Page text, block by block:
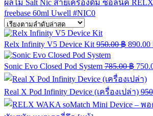
ผลไม้ Salt Nic สายเครื่องดื่ม ซอลนิค RELX
freebase 60ml Uwell #NIC0
Relx Infinity V5 Device Kit 950.00฿ 890.00
Sonic Evo Closed Pod System 785.00฿
Real X Pod Infinity Device (เครื่องเปล่า)